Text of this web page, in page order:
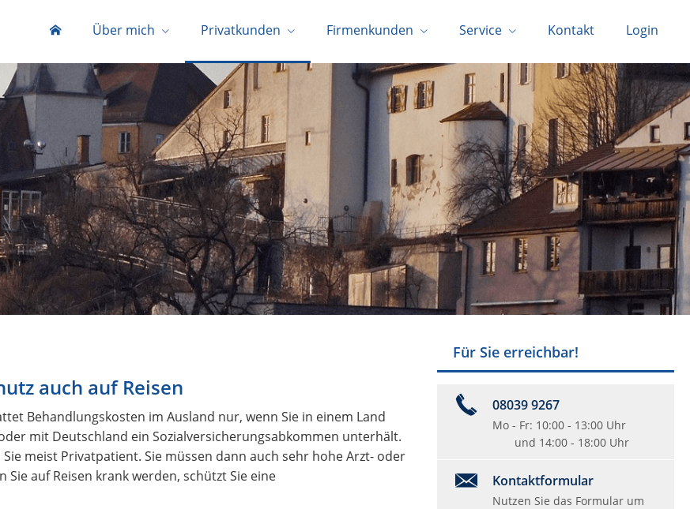
Über mich Privatkunden Firmenkunden Service Kontakt Login
Für Sie erreichbar!
08039 9267
Mo - Fr: 10:00 - 13:00 Uhr
und 14:00 - 18:00 Uhr
Kontaktformular
Nutzen Sie das Formular um
auch auf Reisen
Behandlungskosten im Ausland nur, wenn Sie in einem Land
mit Deutschland ein Sozialversicherungsabkommen unterhält.
meist Privatpatient. Sie müssen dann auch sehr hohe Arzt- oder
Sie auf Reisen krank werden, schützt Sie eine